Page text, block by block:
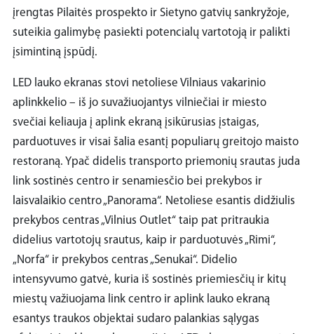
įrengtas Pilaitės prospekto ir Sietyno gatvių sankryžoje,
suteikia galimybę pasiekti potencialų vartotoją ir palikti
įsimintiną įspūdį.
LED lauko ekranas stovi netoliese Vilniaus vakarinio
aplinkkelio – iš jo suvažiuojantys vilniečiai ir miesto
svečiai keliauja į aplink ekraną įsikūrusias įstaigas,
parduotuves ir visai šalia esantį populiarų greitojo maisto
restoraną. Ypač didelis transporto priemonių srautas juda
link sostinės centro ir senamiesčio bei prekybos ir
laisvalaikio centro „Panorama“. Netoliese esantis didžiulis
prekybos centras „Vilnius Outlet“ taip pat pritraukia
didelius vartotojų srautus, kaip ir parduotuvės „Rimi“,
„Norfa“ ir prekybos centras „Senukai“. Didelio
intensyvumo gatvė, kuria iš sostinės priemiesčių ir kitų
miestų važiuojama link centro ir aplink lauko ekraną
esantys traukos objektai sudaro palankias sąlygas